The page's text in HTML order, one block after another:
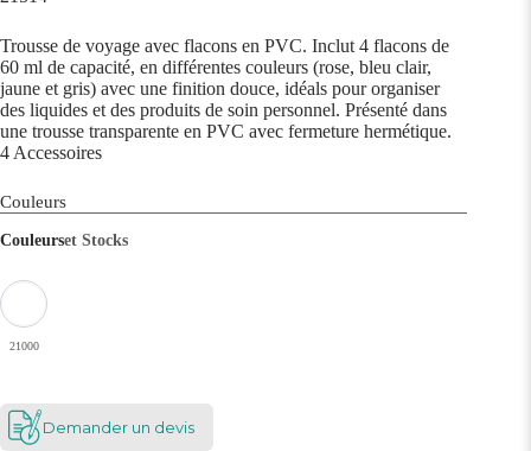
Trousse de voyage avec flacons en PVC. Inclut 4 flacons de
60 ml de capacité, en différentes couleurs (rose, bleu clair,
jaune et gris) avec une finition douce, idéals pour organiser
des liquides et des produits de soin personnel. Présenté dans
une trousse transparente en PVC avec fermeture hermétique.
4 Accessoires
Couleurs
Couleurset Stocks
21000
Demander un devis